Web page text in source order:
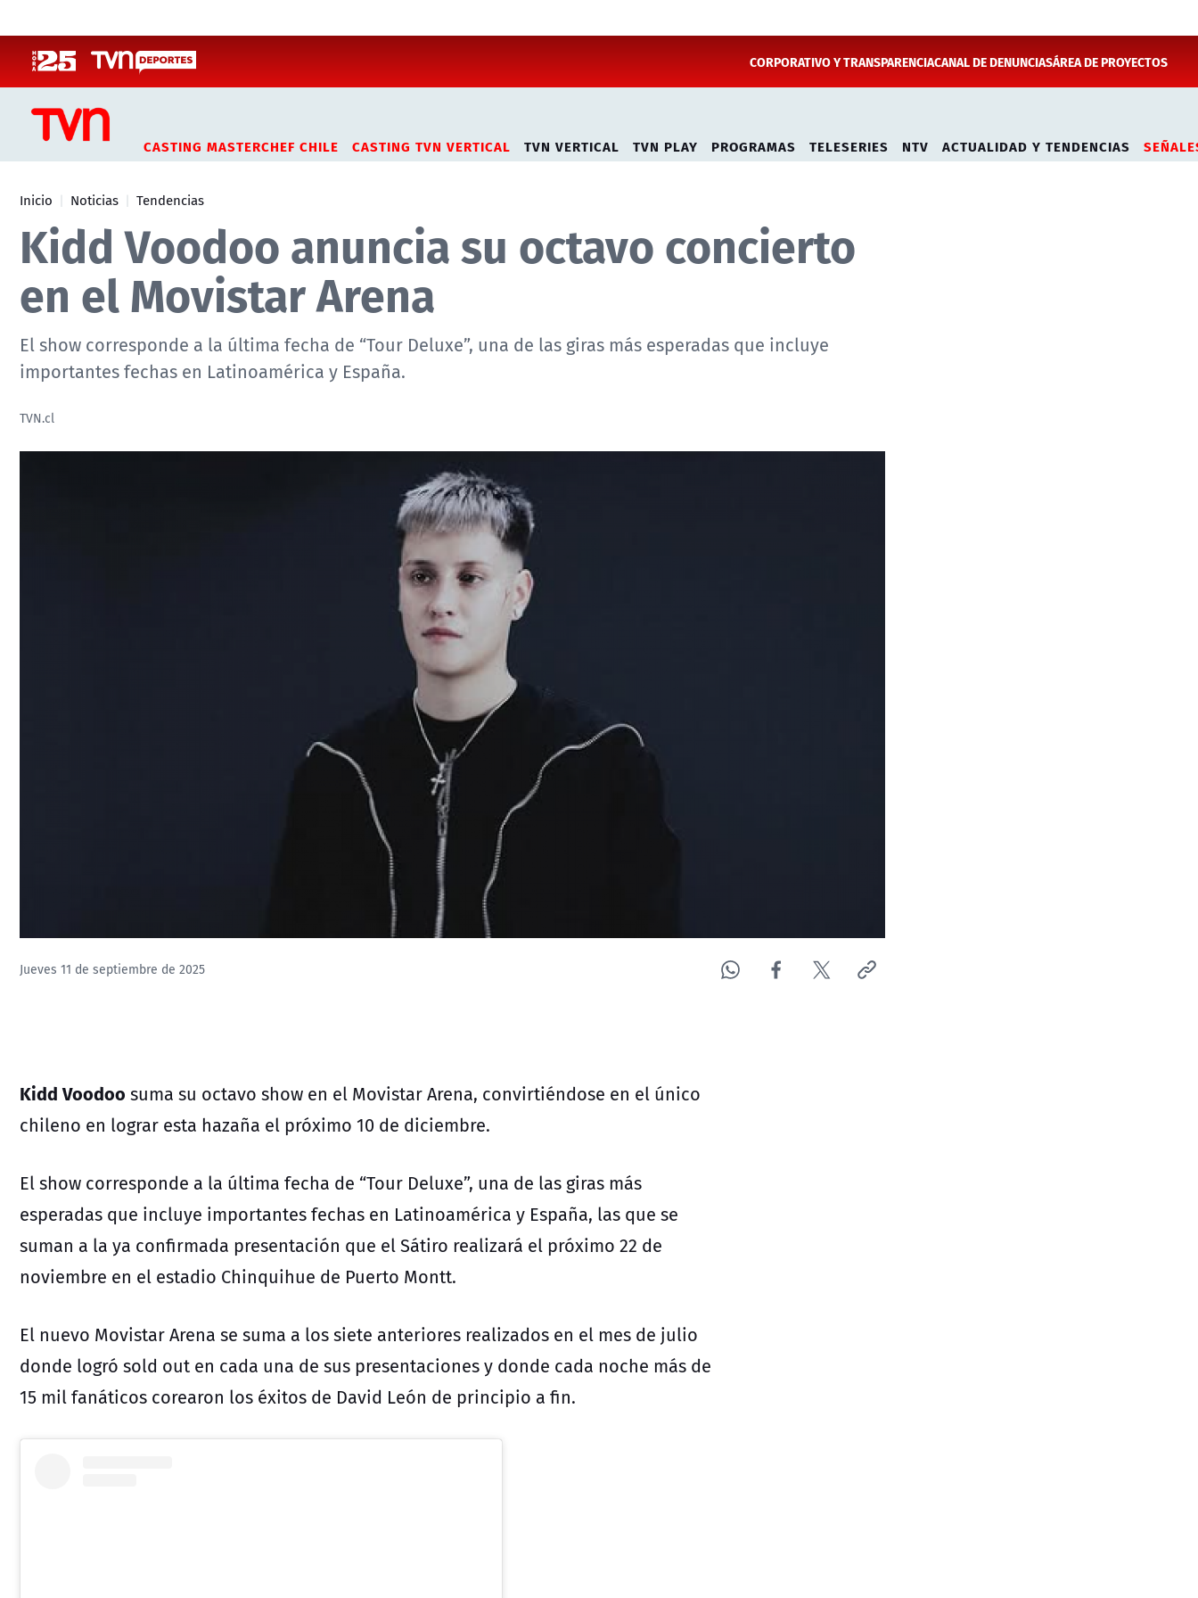
CORPORATIVO Y TRANSPARENCIACANAL DE DENUNCIASÁREA DE PROYECTOS
CASTING MASTERCHEF CHILE CASTING TVN VERTICAL TVN VERTICAL TVN PLAY PROGRAMAS TELESERIES NTV ACTUALIDAD Y TENDENCIAS
Inicio Noticias Tendencias
Kidd Voodoo anuncia su octavo concierto
en el Movistar Arena
El show corresponde a la última fecha de “Tour Deluxe”, una de las giras más esperadas que incluye
importantes fechas en Latinoamérica y España.
TVN.cl
Jueves 11 de septiembre de 2025
Kidd Voodoo suma su octavo show en el Movistar Arena, convirtiéndose en el único
chileno en lograr esta hazaña el próximo 10 de diciembre.
El show corresponde a la última fecha de “Tour Deluxe”, una de las giras más
esperadas que incluye importantes fechas en Latinoamérica y España, las que se
suman a la ya confirmada presentación que el Sátiro realizará el próximo 22 de
noviembre en el estadio Chinquihue de Puerto Montt.
El nuevo Movistar Arena se suma a los siete anteriores realizados en el mes de julio
donde logró sold out en cada una de sus presentaciones y donde cada noche más de
15 mil fanáticos corearon los éxitos de David León de principio a fin.